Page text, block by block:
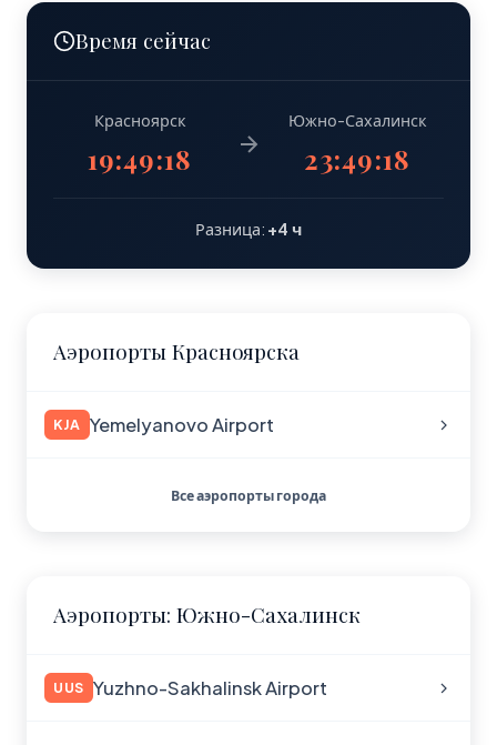
Время сейчас
Красноярск
19:49:18
Южно-Сахалинск
23:49:18
Разница: +4 ч
Аэропорты Красноярска
KJA Yemelyanovo Airport
Все аэропорты города
Аэропорты: Южно-Сахалинск
UUS Yuzhno-Sakhalinsk Airport